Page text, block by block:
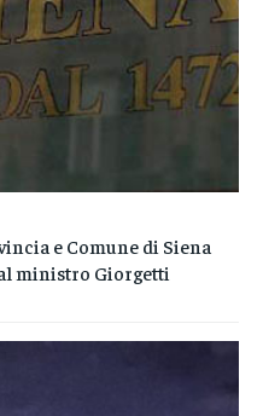
e Comune di Siena
ministro Giorgetti